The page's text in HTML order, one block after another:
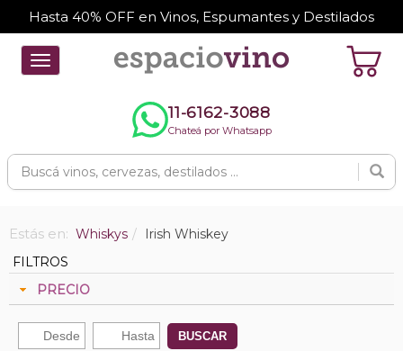
Hasta 40% OFF en Vinos, Espumantes y Destilados
Toggle
navigation
11-6162-3088
Chateá por Whatsapp
Estás en: Whiskys
Irish Whiskey
FILTROS
PRECIO
BUSCAR